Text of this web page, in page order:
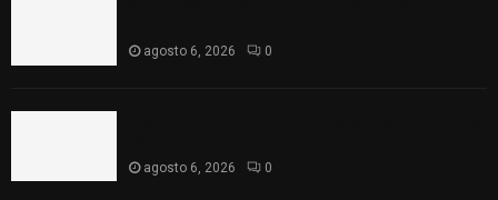
agosto 6, 2026 0
agosto 6, 2026 0